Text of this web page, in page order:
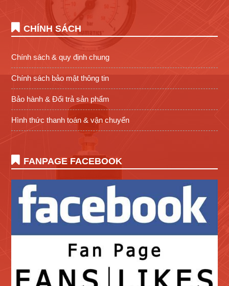
CHÍNH SÁCH
Chính sách & quy định chung
Chính sách bảo mật thông tin
Bảo hành & Đổi trả sản phẩm
Hình thức thanh toán & vận chuyển
FANPAGE FACEBOOK